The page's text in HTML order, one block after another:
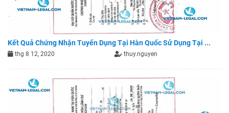
Kết Quả Chứng Nhận Tuyển Dụng Tại Hàn Quốc Sử Dụng Tại ...
thg 8 12, 2020 thuy.nguyen